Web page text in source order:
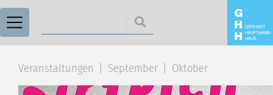
Veranstaltungen September Oktober